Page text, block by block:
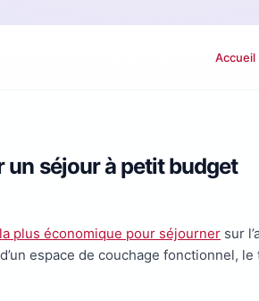
Accueil
un séjour à petit budget
la plus économique pour séjourner sur
espace de couchage fonctionnel,